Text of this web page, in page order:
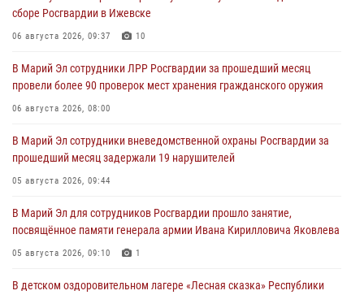
сборе Росгвардии в Ижевске
06 августа 2026, 09:37 10
В Марий Эл сотрудники ЛРР Росгвардии за прошедший месяц
провели более 90 проверок мест хранения гражданского оружия
06 августа 2026, 08:00
В Марий Эл сотрудники вневедомственной охраны Росгвардии за
прошедший месяц задержали 19 нарушителей
05 августа 2026, 09:44
В Марий Эл для сотрудников Росгвардии прошло занятие,
посвящённое памяти генерала армии Ивана Кирилловича Яковлева
05 августа 2026, 09:10 1
В детском оздоровительном лагере «Лесная сказка» Республики